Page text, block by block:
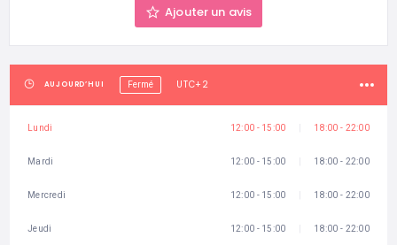
Ajouter un avis
AUJOURD’HUI Fermé UTC+2
Lundi 12:00 - 15:00 18:00 - 22:00
Mardi 12:00 - 15:00 18:00 - 22:00
Mercredi 12:00 - 15:00 18:00 - 22:00
Jeudi 12:00 - 15:00 18:00 - 22:00